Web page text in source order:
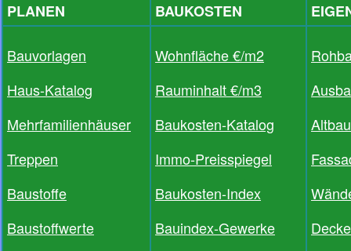
PLANEN
BAUKOSTEN
Bauvorlagen
Haus-Katalog
Mehrfamilienhäuser
Treppen
Baustoffe
Baustoffwerte
Wohnfläche €/m2
Rauminhalt €/m3
Baukosten-Katalog
Immo-Preisspiegel
Baukosten-Index
Bauindex-Gewerke